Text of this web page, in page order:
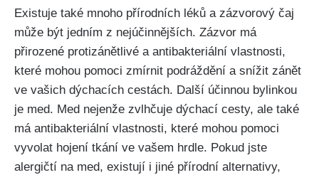
Existuje‌ také mnoho přírodních léků⁢ a zázvorový čaj​
může ‍být jedním z nejúčinnějších. Zázvor ‌má
přirozené protizánětlivé a antibakteriální vlastnosti,
které⁤ mohou‍ pomoci⁤ zmírnit ⁣podráždění a​ snížit zánět
ve vašich dýchacích cestách. Další účinnou​ bylinkou
⁢je med. ⁤Med nejenže zvlhčuje dýchací cesty, ale také
má ‌antibakteriální vlastnosti, které mohou pomoci‌
vyvolat hojení tkání ve vašem hrdle. Pokud jste
alergičtí na med, existují i jiné přírodní alternativy,